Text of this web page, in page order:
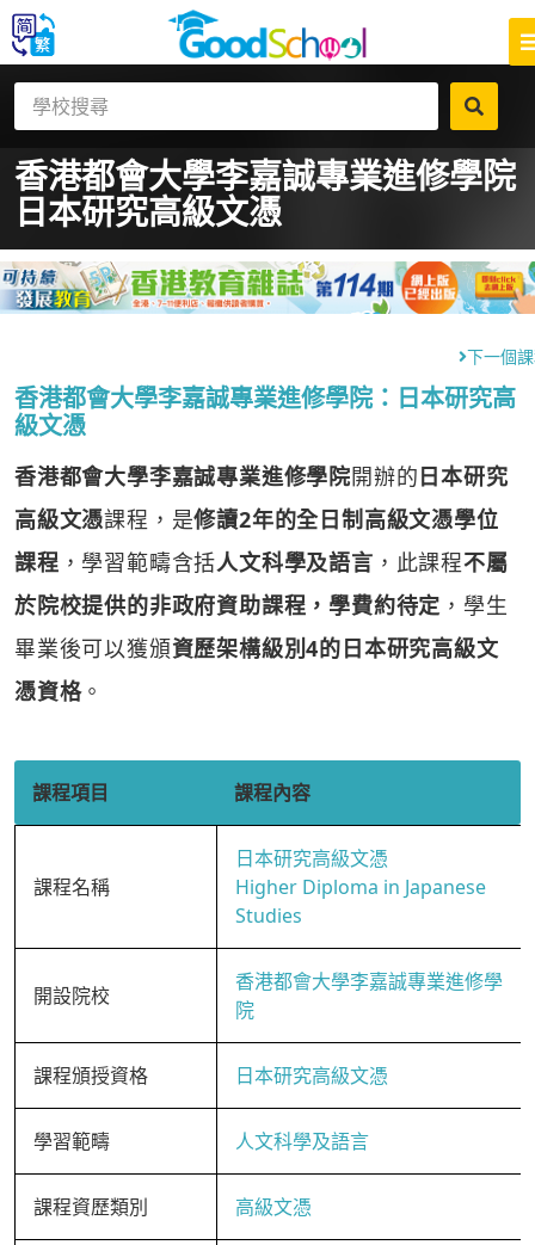
香港都會大學李嘉誠專業進修學院
日本研究高級文憑
下一個
香港都會大學李嘉誠專業進修學院：日本研究高
級文憑
香港都會大學李嘉誠專業進修學院開辦的 日本研究
高級文憑課程，是修讀2年的全日制高級文憑學位
課程 ，學習範疇含括人文科學及語言 ，此課程不屬
於院校提供的非政府資助課程，學費約待定 ，學生
畢業後可以獲頒資歷架構級別4的日本研究高級文
憑資格。
課程項目 課程內容
課程名稱
日本研究高級文憑
Higher Diploma in Japanese
Studies
開設院校
香港都會大學李嘉誠專業進修學
院
課程頒授資格 日本研究高級文憑
學習範疇 人文科學及語言
課程資歷類別 高級文憑